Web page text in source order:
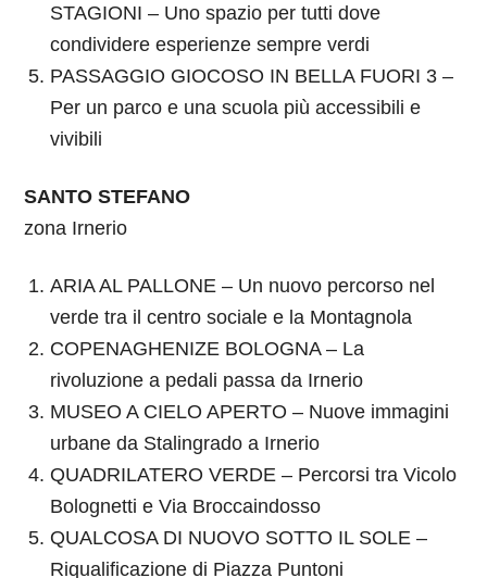
STAGIONI – Uno spazio per tutti dove
condividere esperienze sempre verdi
PASSAGGIO GIOCOSO IN BELLA FUORI 3 –
Per un parco e una scuola più accessibili e
vivibili
SANTO STEFANO
zona Irnerio
ARIA AL PALLONE – Un nuovo percorso nel
verde tra il centro sociale e la Montagnola
COPENAGHENIZE BOLOGNA – La
rivoluzione a pedali passa da Irnerio
MUSEO A CIELO APERTO – Nuove immagini
urbane da Stalingrado a Irnerio
QUADRILATERO VERDE – Percorsi tra Vicolo
Bolognetti e Via Broccaindosso
QUALCOSA DI NUOVO SOTTO IL SOLE –
Riqualificazione di Piazza Puntoni